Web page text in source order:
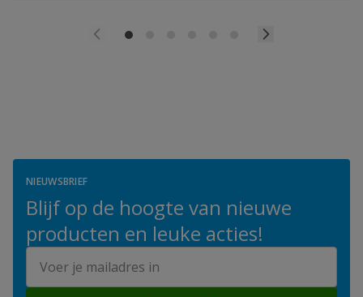
NIEUWSBRIEF
Blijf op de hoogte van nieuwe
producten en leuke acties!